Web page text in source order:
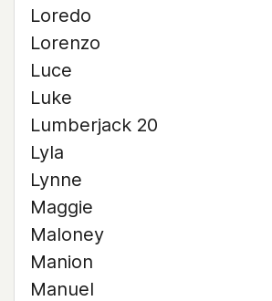
Loredo
Lorenzo
Luce
Luke
Lumberjack 20
Lyla
Lynne
Maggie
Maloney
Manion
Manuel